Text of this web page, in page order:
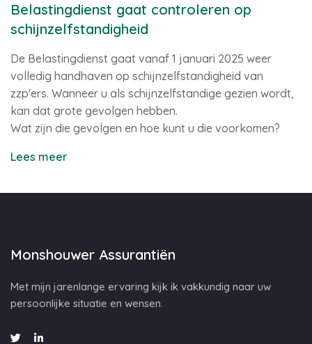
Belastingdienst gaat controleren op
schijnzelfstandigheid
De Belastingdienst gaat vanaf 1 januari 2025 weer
volledig handhaven op schijnzelfstandigheid van
zzp'ers. Wanneer u als schijnzelfstandige gezien wordt,
kan dat grote gevolgen hebben.
Wat zijn die gevolgen en hoe kunt u die voorkomen?
Lees meer
Monshouwer Assurantiën
Met mijn jarenlange ervaring kijk ik vakkundig naar uw
persoonlijke situatie en wensen.